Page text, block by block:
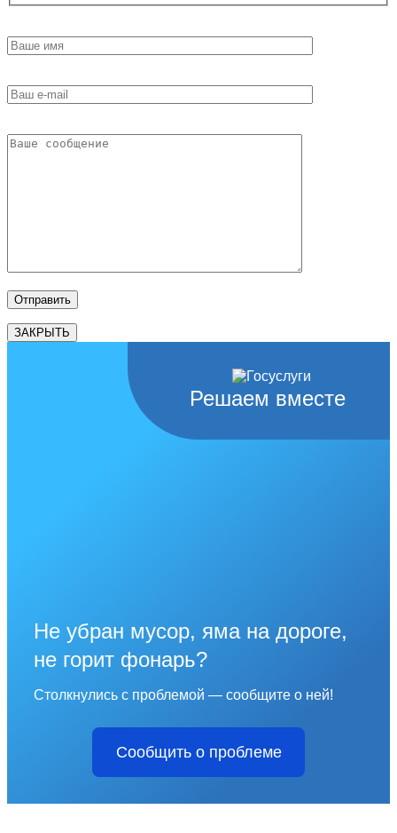
ЗАКРЫТЬ
Решаем вместе
Не убран мусор, яма на дороге,
не горит фонарь?
Столкнулись с проблемой — сообщите о ней!
Сообщить о проблеме